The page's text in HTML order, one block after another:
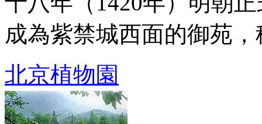
成為紫禁城西面的御苑，
北京植物園